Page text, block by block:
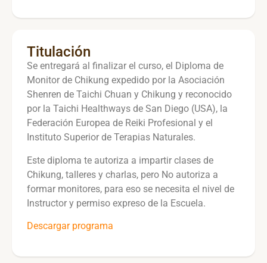
Titulación
Se entregará al finalizar el curso, el Diploma de
Monitor de Chikung expedido por la Asociación
Shenren de Taichi Chuan y Chikung y reconocido
por la Taichi Healthways de San Diego (USA), la
Federación Europea de Reiki Profesional y el
Instituto Superior de Terapias Naturales.
Este diploma te autoriza a impartir clases de
Chikung, talleres y charlas, pero No autoriza a
formar monitores, para eso se necesita el nivel de
Instructor y permiso expreso de la Escuela.
Descargar programa